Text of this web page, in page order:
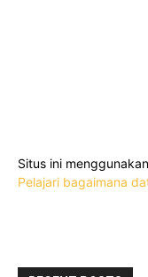
Situs ini
Pelajari bagaimana